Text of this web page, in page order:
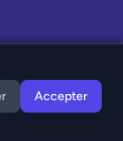
réservés.
Accepter